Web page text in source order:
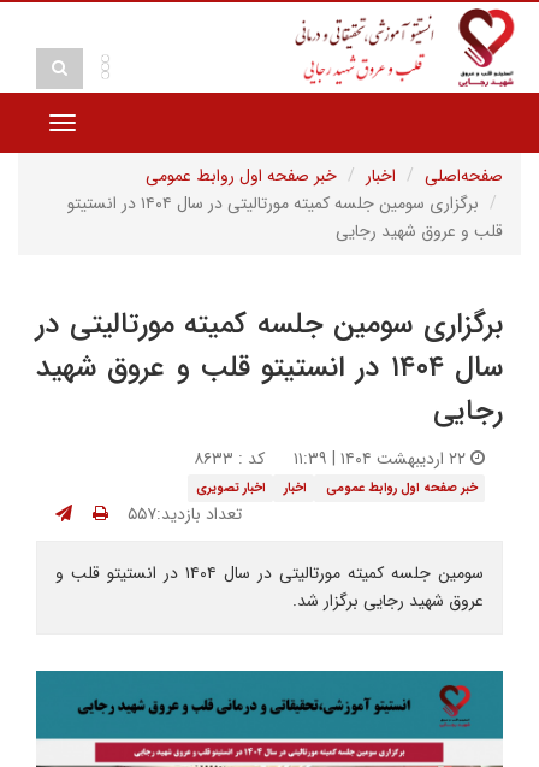
Toggle
صفحه‌اصلی
اخبار
خبر صفحه اول روابط عمومی
برگزاری سومین جلسه کمیته مورتالیتی در سال ۱۴۰۴ در انستیتو
قلب و عروق شهید رجایی
برگزاری سومین جلسه کمیته مورتالیتی در
سال ۱۴۰۴ در انستیتو قلب و عروق شهید
رجایی
کد : ۸۶۳۳
خبر صفحه اول روابط عمومی اخبار اخبار تصویری
تعداد بازدید:۵۵۷
سومین جلسه کمیته مورتالیتی در سال ۱۴۰۴ در انستیتو قلب و
عروق شهید رجایی برگزار شد.